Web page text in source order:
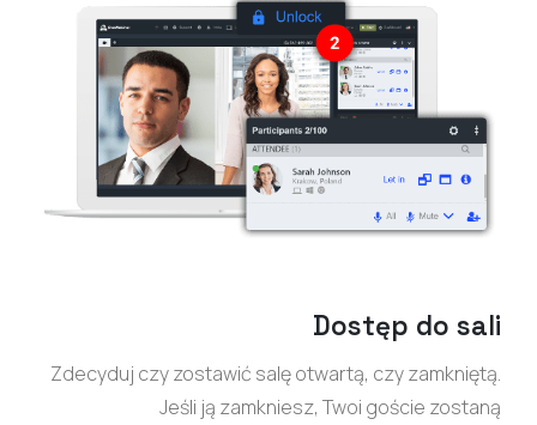
Dostęp do sali
Zdecyduj czy zostawić salę otwartą, czy zamkniętą.
Jeśli ją zamkniesz, Twoi goście zostaną